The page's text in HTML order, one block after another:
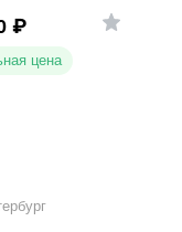
₽
цена